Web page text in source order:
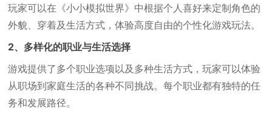
玩家可以在《小小模拟世界》中根据个人喜好来定制角色的
外貌、穿着及生活方式，体验高度自由的个性化游戏玩法。
2、多样化的职业与生活选择
游戏提供了多个职业选项以及多种生活方式，玩家可以体验
从职场到家庭生活的各种不同挑战。每个职业都有独特的任
务和发展路径。